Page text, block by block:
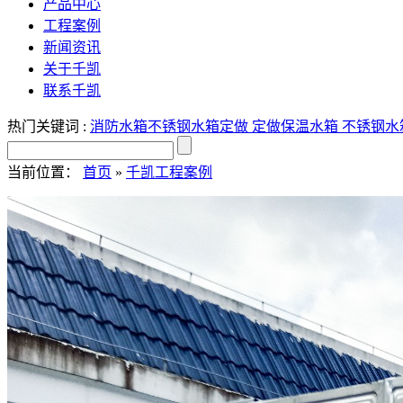
产品中心
工程案例
新闻资讯
关于千凯
联系千凯
热门关键词 : 消防水箱不锈钢水箱定做 定做保温水箱 不锈钢
当前位置： 首页 » 千凯工程案例